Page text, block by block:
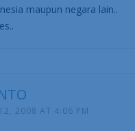
maupun negara lain..
12, 2008 AT 4:06 PM